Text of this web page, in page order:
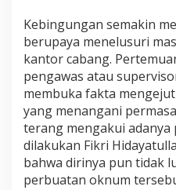
Kebingungan semakin
berupaya menelusuri
kantor cabang.
pengawas atau
membuka fakta
yang menangani
terang mengakui
dilakukan Fikri
bahwa dirinya pun tidak
perbuatan oknum